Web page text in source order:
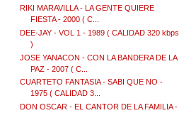
RIKI MARAVILLA - LA GENTE QUIERE
FIESTA - 2000 ( C...
DEE-JAY - VOL 1 - 1989 ( CALIDAD 320 kbps
)
JOSE YANACON - CON LA BANDERA DE LA
PAZ - 2007 ( C...
CUARTETO FANTASIA - SABI QUE NO -
1975 ( CALIDAD 3...
DON OSCAR - EL CANTOR DE LA FAMILIA -